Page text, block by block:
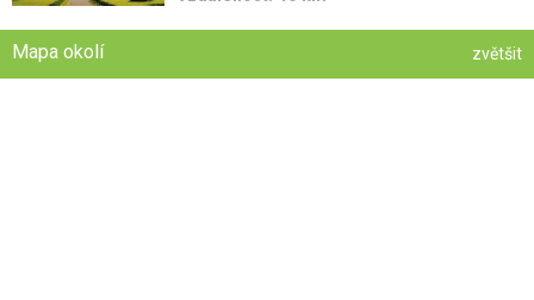
Mapa okolí zvětšit